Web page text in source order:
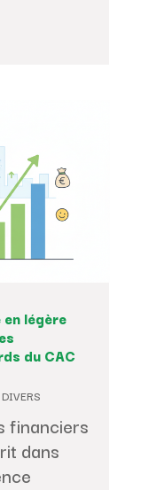
légère
du CAC
DIVERS
financiers
dans